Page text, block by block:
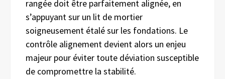
rangée doit être parfaitement alignée, en
s’appuyant sur un lit de mortier
soigneusement étalé sur les fondations. Le
contrôle alignement devient alors un enjeu
majeur pour éviter toute déviation susceptible
de compromettre la stabilité.